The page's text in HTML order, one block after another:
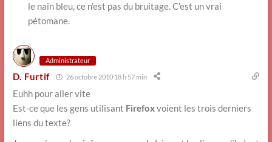
le nain bleu, ce n’est pas du bruitage. C’est un vrai
pétomane.
Administrateur
D. Furtif 26 octobre 2010 18 h 57 min
Euhh pour aller vite
Est-ce que les gens utilisant Firefoxvoient les trois derniers
liens du texte?